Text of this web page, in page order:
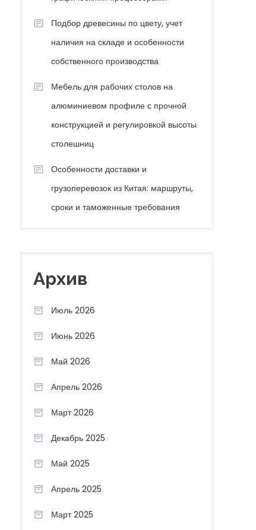
Подбор древесины по цвету, учет
наличия на складе и особенности
собственного производства
Мебель для рабочих столов на
алюминиевом профиле с прочной
конструкцией и регулировкой высоты
столешниц
Особенности доставки и
грузоперевозок из Китая: маршруты,
сроки и таможенные требования
Архив
Июль 2026
Июнь 2026
Май 2026
Апрель 2026
Март 2026
Декабрь 2025
Май 2025
Апрель 2025
Март 2025